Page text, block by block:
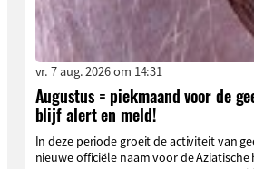
vr. 7 aug. 2026 om 14:31
Augustus = piekmaand voor de
blijf alert en meld!
In deze periode groeit de activiteit van
nieuwe officiële naam voor de